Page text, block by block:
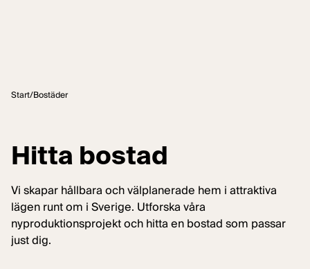
Start/Bostäder
Hitta bostad
Vi skapar hållbara och välplanerade hem i attraktiva
lägen runt om i Sverige. Utforska våra
nyproduktionsprojekt och hitta en bostad som passar
just dig.